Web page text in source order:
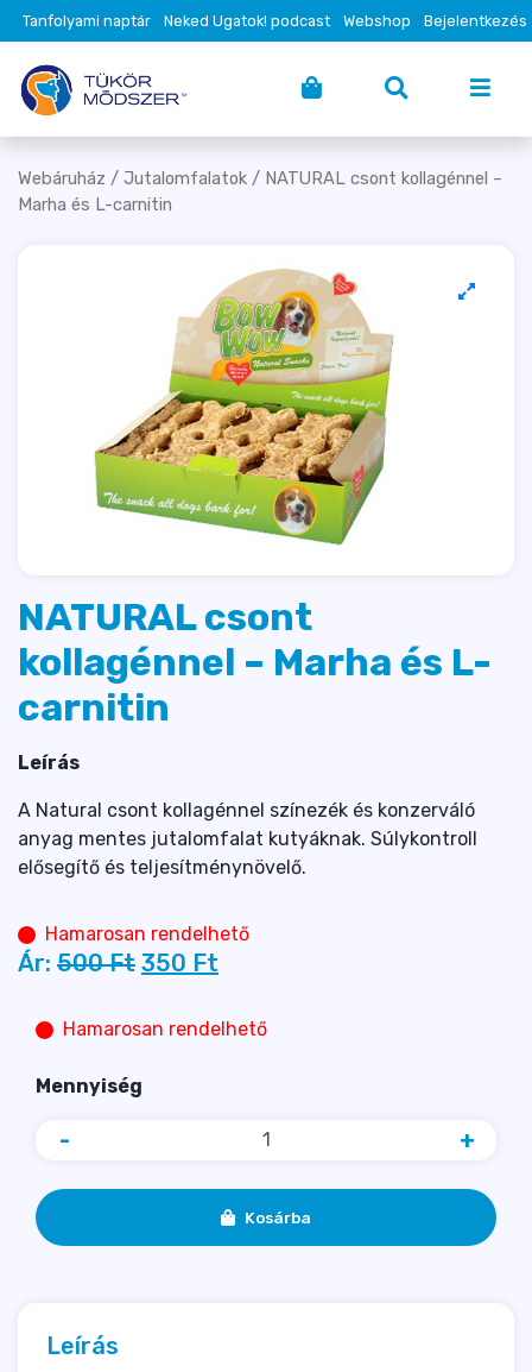
Tanfolyami naptár Neked Ugatok! podcast Webshop Bejelentkezés
Webáruház / Jutalomfalatok / NATURAL csont kollagénnel –
Marha és L-carnitin
NATURAL csont
kollagénnel – Marha és L-
carnitin
Leírás
A Natural csont kollagénnel színezék és konzerváló
anyag mentes jutalomfalat kutyáknak. Súlykontroll
elősegítő és teljesítménynövelő.
Hamarosan rendelhető
Ár: 500 Ft 350 Ft
Hamarosan rendelhető
Mennyiség
- +
Kosárba
Leírás